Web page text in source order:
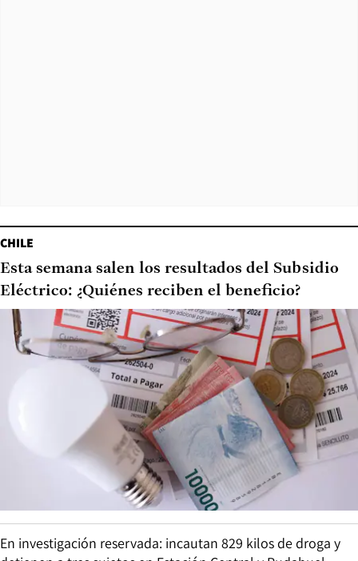
CHILE
Esta semana salen los resultados del Subsidio
Eléctrico: ¿Quiénes reciben el beneficio?
En investigación reservada: incautan 829 kilos de droga y